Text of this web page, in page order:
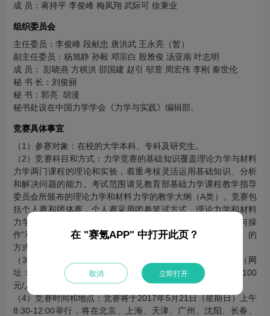
成 员：蒋持平 李俊峰 梅凤翔 武际可 徐秉业
组织委员会
主任委员：李俊峰 段献忠 唐洪武 王永亮（暂）
副主任委员：杨旭静 孙毅 邓宗白 殷雅俊 汤亚南 叶志明
成 员： 彭晓燕 方棋洪 邵国建 赵引 邬萱 周宏伟 李刚 秦世伦
秘 书 长：刘俊丽
秘 书：郭亮 胡漫
秘书处设在中国力学学会《力学与实践》编辑部。
竞赛具体事宜
（1）参赛对象：在校的大学本科、专科及研究生。
（2）竞赛科目和方式：力学竞赛的基础知识覆盖理论力学与材料
力学两门课程的理论和实验，着重考核灵活运用基础知识、分析
和解决问题的能力。考试范围请见教育部基础力学课程教学指导
委员会所颁布的理论力学和材料力学的教学大纲（A类）。竞赛包
括个人赛和团体赛，个人赛采用闭卷笔试方式，理论力学和材料
力学（含实验）综合为一套试卷。团体赛分为“理论设计与操
作”和“基础力学实验” 两部分，采取团体课题研究（实验测试）的
方式。
（3）报名办法：2017年4月1日前参赛个人通过报名系统（网
址：http://www.saikr.com/cstam/2017）在线报名。报名费 100
元/人，报名后未参加竞赛者恕不退还报名费。
（4）竞赛时间和地点：竞赛将于2017年5月21日（星期日）上午
8:30-12:00举行，将在北京、上海、天津、广州、沈阳、长春、
在 "赛氪APP" 中打开此页？
取消 立即打开